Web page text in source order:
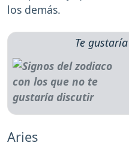
los demás.
Te
Aries